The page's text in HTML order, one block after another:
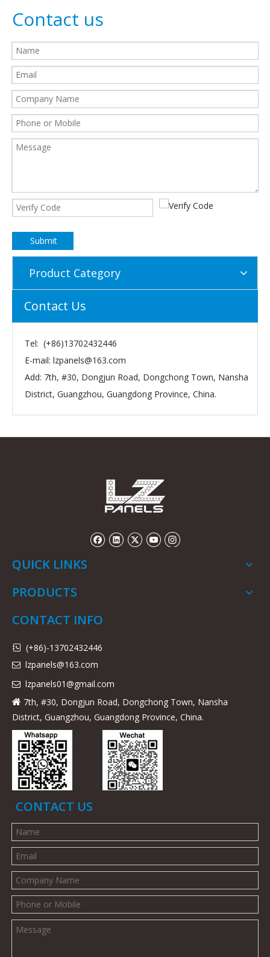
Contact us
Submit
Product Category
Contact Us
Tel: (+86)13702432446
E-mail: lzpanels@163.com
Add: 7th, #30, Dongjun Road, Dongchong Town, Nansha
District, Guangzhou, Guangdong Province, China.
QUICK LINKS
PRODUCTS
CONTACT INFO
 (+86)-13702432446
 lzpanels@163.com
 lzpanels01@gmail.com
 7th, #30, Dongjun Road, Dongchong Town, Nansha
District, Guangzhou, Guangdong Province, China.
CONTACT US